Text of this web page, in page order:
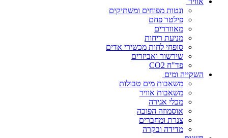
ונטות מפוחים ומשתיקים
פילטר פחם
מאווררים
מניעת ריחות
סופחי לחות מכשירי אדים
שירשור ואביזרים
פד"ח CO2
השקייה ומים
משאבות מים טבולות
משאבות אוויר
מכלי אגירה
אוסמוזה הפוכה
צנרת ומחברים
מדידה ובקרה